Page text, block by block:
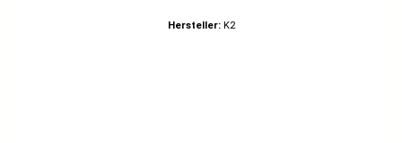
Hersteller: K2